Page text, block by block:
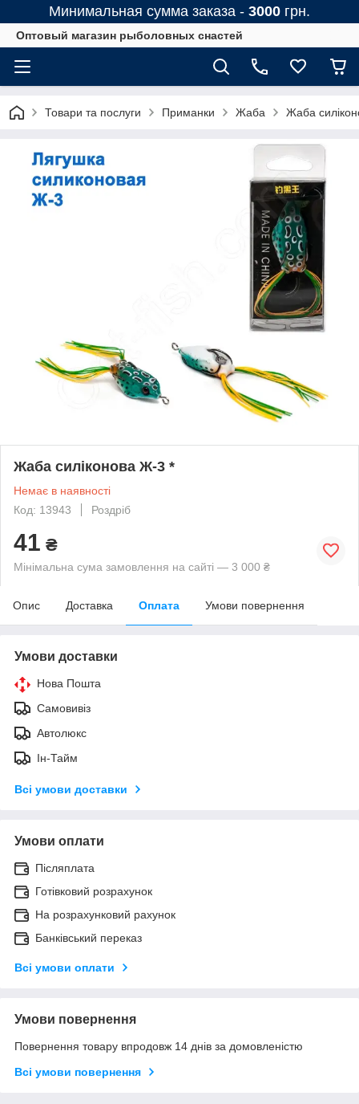
Минимальная сумма заказа - 3000 грн.
Оптовый магазин рыболовных снастей
Товари та послуги Приманки Жаба Жаба
Жаба силіконова Ж-3 *
Немає в наявності
Код: 13943
Роздріб
41 ₴
Мінімальна сума замовлення на сайті — 3 000 ₴
Опис Доставка Оплата Умови повернення
Умови доставки
Нова Пошта
Самовивіз
Автолюкс
Ін-Тайм
Всі умови доставки
Умови оплати
Післяплата
Готівковий розрахунок
На розрахунковий рахунок
Банківський переказ
Всі умови оплати
Умови повернення
Повернення товару впродовж 14 днів за домовленістю
Всі умови повернення